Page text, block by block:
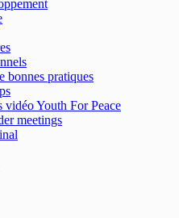
bonnes pratiques
vidéo Youth For Peace
meetings